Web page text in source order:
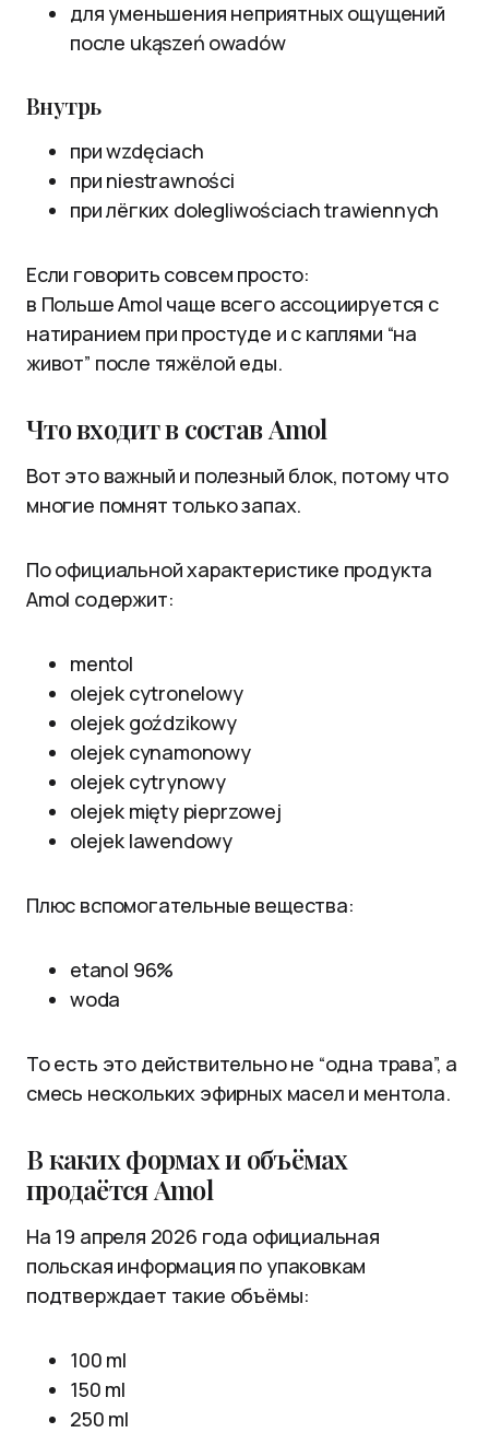
для уменьшения неприятных ощущений
после ukąszeń owadów
Внутрь
при wzdęciach
при niestrawności
при лёгких dolegliwościach trawiennych
Если говорить совсем просто:
в Польше Amol чаще всего ассоциируется с
натиранием при простуде и с каплями “на
живот” после тяжёлой еды.
Что входит в состав Amol
Вот это важный и полезный блок, потому что
многие помнят только запах.
По официальной характеристике продукта
Amol содержит:
mentol
olejek cytronelowy
olejek goździkowy
olejek cynamonowy
olejek cytrynowy
olejek mięty pieprzowej
olejek lawendowy
Плюс вспомогательные вещества:
etanol 96%
woda
То есть это действительно не “одна трава”, а
смесь нескольких эфирных масел и ментола.
В каких формах и объёмах
продаётся Amol
На 19 апреля 2026 года официальная
польская информация по упаковкам
подтверждает такие объёмы:
100 ml
150 ml
250 ml